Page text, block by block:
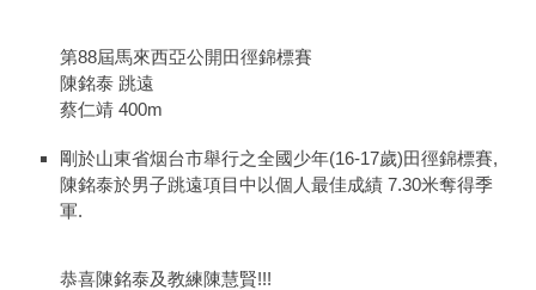
第88屆馬來西亞公開田徑錦標賽
陳銘泰 跳遠
蔡仁靖 400m
剛於山東省烟台市舉行之全國少年(16-17歲)田徑錦標賽,
陳銘泰於男子跳遠項目中以個人最佳成績 7.30米奪得季
軍.
恭喜陳銘泰及教練陳慧賢!!!